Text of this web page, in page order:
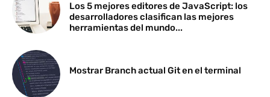
Los 5 mejores editores de JavaScript: los
desarrolladores clasifican las mejores
herramientas del mundo...
Mostrar Branch actual Git en el terminal